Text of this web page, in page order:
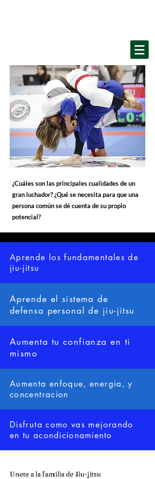
¿Cuáles son las principales cualidades de un
gran luchador? ¿Qué se necesita para que una
persona común se dé cuenta de su propio
potencial? ​
Aprende los fundamentales de
jiu-jitsu
Aprende el sistema de
defensa personal de jiu-jitsu
Aumenta tu confianza en ti
mismo
Aumenta enfoque, energia, y
concentracion
Disfruta como vas mejorando
en tuacondicionamiento
Unete a la familia de Jiu-jitsu